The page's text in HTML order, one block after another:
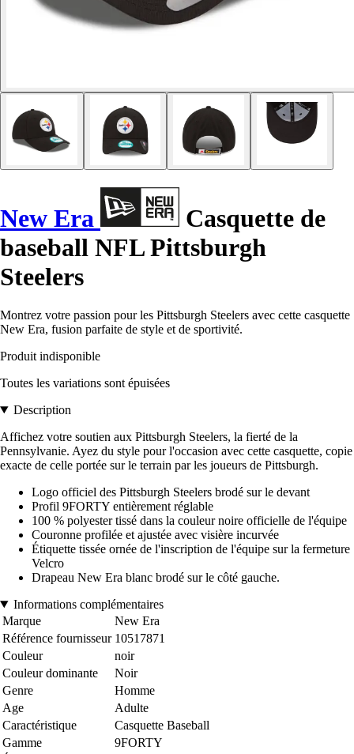
New Era
Casquette de
baseball NFL Pittsburgh
Steelers
Montrez votre passion pour les Pittsburgh Steelers avec cette casquette
New Era, fusion parfaite de style et de sportivité.
Produit indisponible
Toutes les variations sont épuisées
Description
Affichez votre soutien aux Pittsburgh Steelers, la fierté de la
Pennsylvanie. Ayez du style pour l'occasion avec cette casquette, copie
exacte de celle portée sur le terrain par les joueurs de Pittsburgh.
Logo officiel des Pittsburgh Steelers brodé sur le devant
Profil 9FORTY entièrement réglable
100 % polyester tissé dans la couleur noire officielle de l'équipe
Couronne profilée et ajustée avec visière incurvée
Étiquette tissée ornée de l'inscription de l'équipe sur la fermeture
Velcro
Drapeau New Era blanc brodé sur le côté gauche.
Informations complémentaires
Marque
New Era
Référence fournisseur 10517871
Couleur
noir
Couleur dominante
Noir
Genre
Homme
Age
Adulte
Caractéristique
Casquette Baseball
Gamme
9FORTY